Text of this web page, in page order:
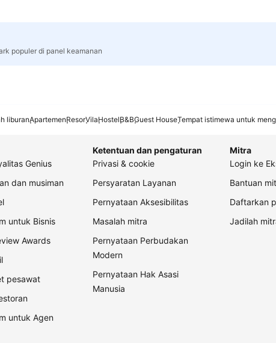
populer di panel keamanan
liburanApartemenResorVilaHostelB&BGuest HouseTempat istimewa untuk
Genius
dan musiman
untuk Bisnis
Awards
pesawat
untuk Agen
Ketentuan dan pengaturan
Privasi & cookie
Persyaratan Layanan
Pernyataan Aksesibilitas
Masalah mitra
Pernyataan Perbudakan
Modern
Pernyataan Hak Asasi
Manusia
Mitra
Login ke
Bantuan
Daftarkan
Jadilah